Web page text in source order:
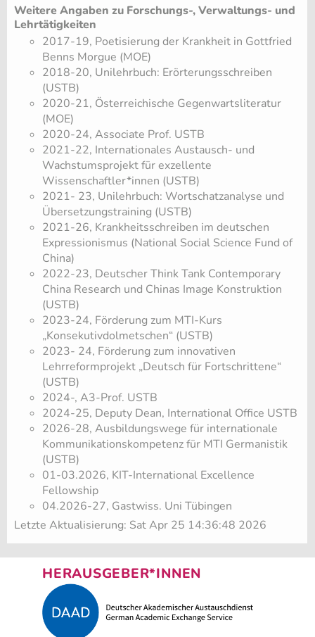
Weitere Angaben zu Forschungs-, Verwaltungs- und
Lehrtätigkeiten
2017-19, Poetisierung der Krankheit in Gottfried
Benns Morgue (MOE)
2018-20, Unilehrbuch: Erörterungsschreiben
(USTB)
2020-21, Österreichische Gegenwartsliteratur
(MOE)
2020-24, Associate Prof. USTB
2021-22, Internationales Austausch- und
Wachstumsprojekt für exzellente
Wissenschaftler*innen (USTB)
2021- 23, Unilehrbuch: Wortschatzanalyse und
Übersetzungstraining (USTB)
2021-26, Krankheitsschreiben im deutschen
Expressionismus (National Social Science Fund of
China)
2022-23, Deutscher Think Tank Contemporary
China Research und Chinas Image Konstruktion
(USTB)
2023-24, Förderung zum MTI-Kurs
„Konsekutivdolmetschen“ (USTB)
2023- 24, Förderung zum innovativen
Lehrreformprojekt „Deutsch für Fortschrittene“
(USTB)
2024-, A3-Prof. USTB
2024-25, Deputy Dean, International Office USTB
2026-28, Ausbildungswege für internationale
Kommunikationskompetenz für MTI Germanistik
(USTB)
01-03.2026, KIT-International Excellence
Fellowship
04.2026-27, Gastwiss. Uni Tübingen
Letzte Aktualisierung: Sat Apr 25 14:36:48 2026
HERAUSGEBER*INNEN